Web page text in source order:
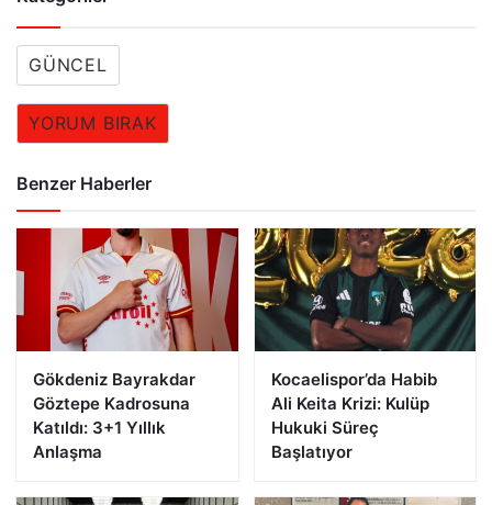
GÜNCEL
YORUM BIRAK
Benzer Haberler
Gökdeniz Bayrakdar
Göztepe Kadrosuna
Katıldı: 3+1 Yıllık
Anlaşma
Kocaelispor’da Habib
Ali Keita Krizi: Kulüp
Hukuki Süreç
Başlatıyor